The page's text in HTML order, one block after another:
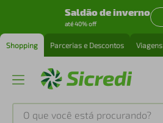
Saldão de inverno
até 40% off
Shopping Parcerias e Descontos Viagens
O que você está procurando?